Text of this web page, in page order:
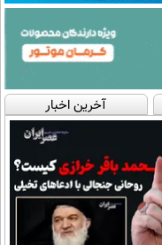
آخرین اخبار